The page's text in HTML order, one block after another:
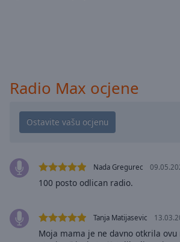
subtitles
dialog
subtitles
selected
Picture-
in-
Radio Max ocjene
Nada Gregurec
100 posto odlican radio.
Tanja Matijasevic
Moja mama je ne davno otkrila ovu